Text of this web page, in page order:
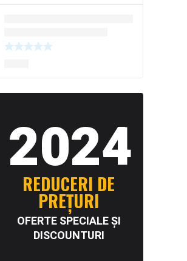
2024
REDUCERI DE
PREȚURI
OFERTE SPECIALE ȘI
DISCOUNTURI